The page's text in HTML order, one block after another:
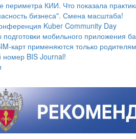
периметра КИИ. Что показала
бизнеса". Смена масштаба!
Kuber Community Day
мобильного приложения
карт применяются только
номер BIS Journal!